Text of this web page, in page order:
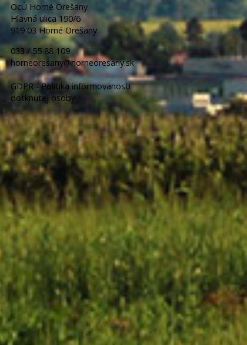
OcÚ Horné Orešany
Hlavná ulica 190/6
919 03 Horné Orešany
033 / 55 88 109
horneoresany@horneoresany.sk
GDPR - Politika informovanosti
dotknutej osoby